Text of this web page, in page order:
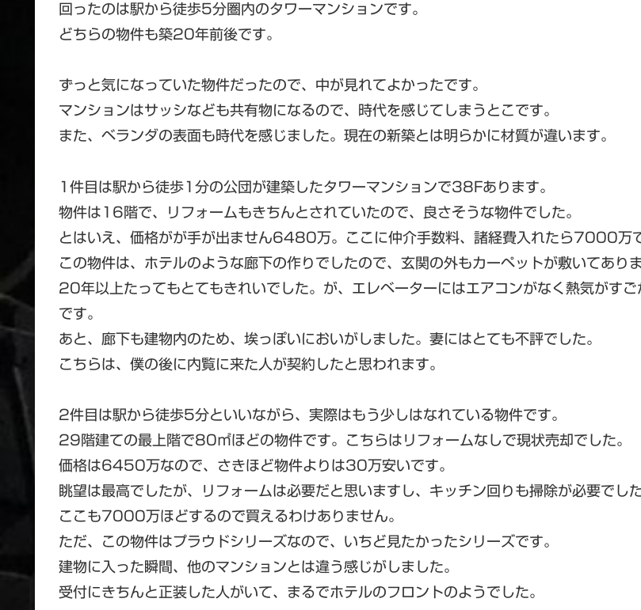
回ったのは駅から徒歩5分圏内のタワーマンションです。
どちらの物件も築20年前後です。
ずっと気になっていた物件だったので、中が見れてよかったです。
マンションはサッシなども共有物になるので、時代を感じてしまうとこです。
また、ベランダの表面も時代を感じました。現在の新築とは明らかに材質が違います。
1件目は駅から徒歩1分の公団が建築したタワーマンションで38Fあります。
物件は16階で、リフォームもきちんとされていたので、良さそうな物件でした。
とはいえ、価格がが手が出ません6480万。ここに仲介手数料、諸経費入れたら7000万
この物件は、ホテルのような廊下の作りでしたので、玄関の外もカーペットが敷いてありま
20年以上たってもとてもきれいでした。が、エレベーターにはエアコンがなく熱気がすご
です。
あと、廊下も建物内のため、埃っぽいにおいがしました。妻にはとても不評でした。
こちらは、僕の後に内覧に来た人が契約したと思われます。
2件目は駅から徒歩5分といいながら、実際はもう少しはなれている物件です。
29階建ての最上階で80㎡ほどの物件です。こちらはリフォームなしで現状売却でした。
価格は6450万なので、さきほど物件よりは30万安いです。
眺望は最高でしたが、リフォームは必要だと思いますし、キッチン回りも掃除が必要でした
ここも7000万ほどするので買えるわけありません。
ただ、この物件はプラウドシリーズなので、いちど見たかったシリーズです。
建物に入った瞬間、他のマンションとは違う感じがしました。
受付にきちんと正装した人がいて、まるでホテルのフロントのようでした。